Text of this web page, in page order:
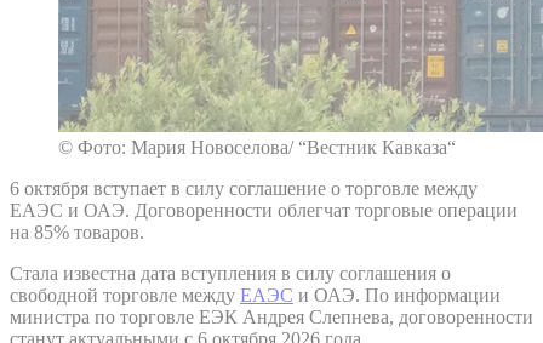
© Фото: Мария Новоселова/ “Вестник Кавказа“
6 октября вступает в силу соглашение о торговле между
ЕАЭС и ОАЭ. Договоренности облегчат торговые операции
на 85% товаров.
Стала известна дата вступления в силу соглашения о
свободной торговле между ЕАЭС и ОАЭ. По информации
министра по торговле ЕЭК Андрея Слепнева, договоренности
станут актуальными с 6 октября 2026 года.